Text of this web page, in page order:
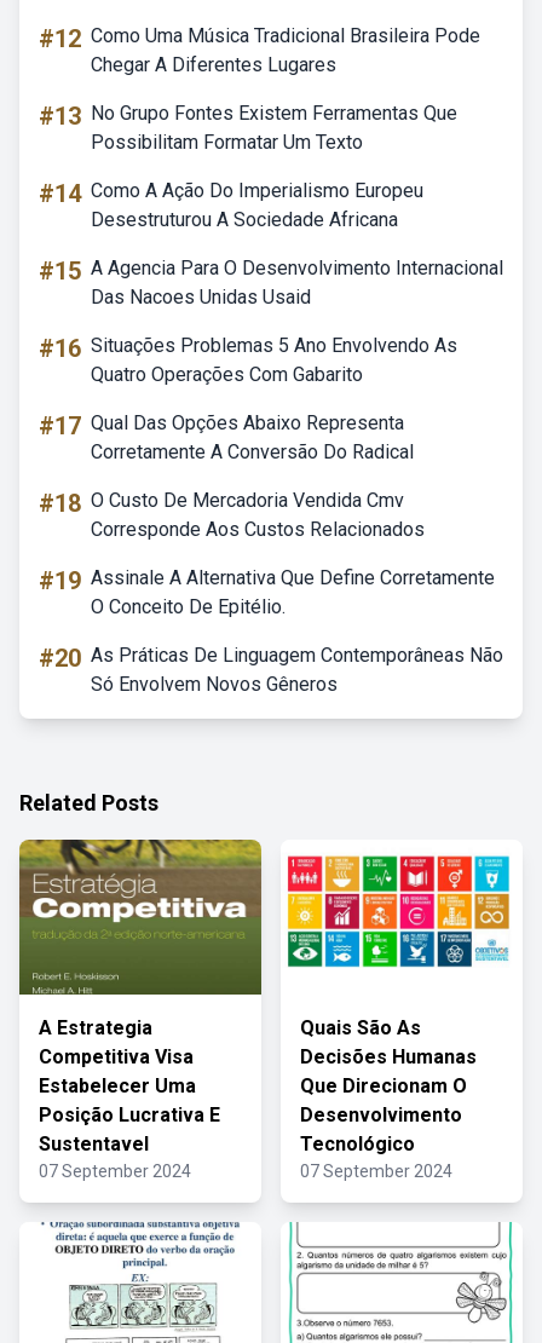
#12 Como Uma Música Tradicional Brasileira Pode
Chegar A Diferentes Lugares
#13 No Grupo Fontes Existem Ferramentas Que
Possibilitam Formatar Um Texto
#14 Como A Ação Do Imperialismo Europeu
Desestruturou A Sociedade Africana
#15 A Agencia Para O Desenvolvimento Internacional
Das Nacoes Unidas Usaid
#16 Situações Problemas 5 Ano Envolvendo As
Quatro Operações Com Gabarito
#17 Qual Das Opções Abaixo Representa
Corretamente A Conversão Do Radical
#18 O Custo De Mercadoria Vendida Cmv
Corresponde Aos Custos Relacionados
#19 Assinale A Alternativa Que Define Corretamente
O Conceito De Epitélio.
#20 As Práticas De Linguagem Contemporâneas Não
Só Envolvem Novos Gêneros
Related Posts
A Estrategia
Competitiva Visa
Estabelecer Uma
Posição Lucrativa E
Sustentavel
07 September 2024
Quais São As
Decisões Humanas
Que Direcionam O
Desenvolvimento
Tecnológico
07 September 2024